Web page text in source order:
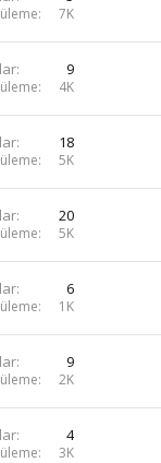
7K
9
4K
18
5K
20
5K
6
1K
9
2K
4
3K